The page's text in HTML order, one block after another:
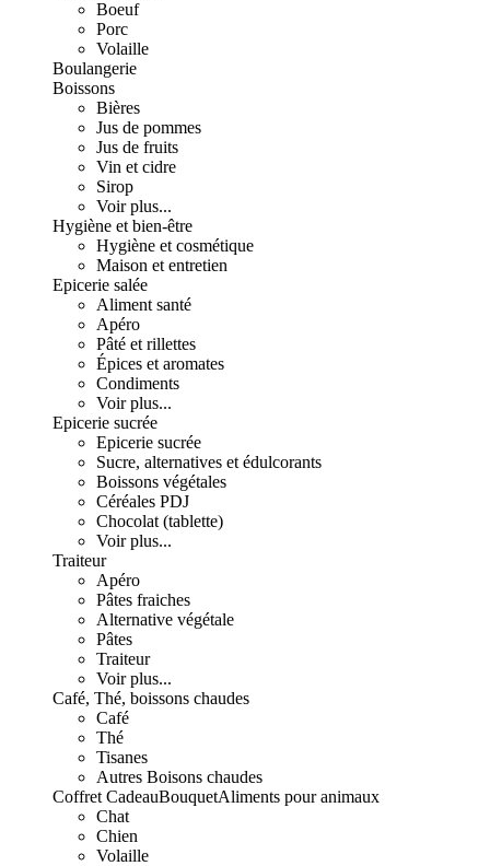
Boeuf
Porc
Volaille
Boulangerie
Boissons
Bières
Jus de pommes
Jus de fruits
Vin et cidre
Sirop
Voir plus...
Hygiène et bien-être
Hygiène et cosmétique
Maison et entretien
Epicerie salée
Aliment santé
Apéro
Pâté et rillettes
Épices et aromates
Condiments
Voir plus...
Epicerie sucrée
Epicerie sucrée
Sucre, alternatives et édulcorants
Boissons végétales
Céréales PDJ
Chocolat (tablette)
Voir plus...
Traiteur
Apéro
Pâtes fraiches
Alternative végétale
Pâtes
Traiteur
Voir plus...
Café, Thé, boissons chaudes
Café
Thé
Tisanes
Autres Boisons chaudes
Coffret CadeauBouquetAliments pour animaux
Chat
Chien
Volaille